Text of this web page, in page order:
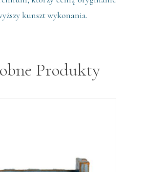
kunszt wykonania.
Produkty